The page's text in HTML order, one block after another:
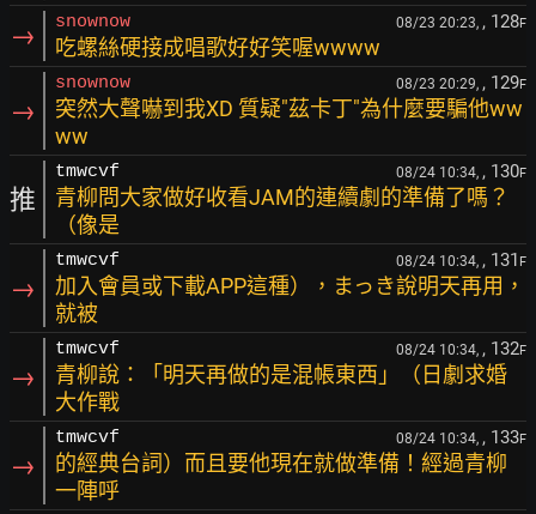
→ snownow 08/23 20:23, , 128F
吃螺絲硬接成唱歌好好笑喔wwww
→
snownow 08/23 20:29, , 129F
突然大聲嚇到我XD 質疑"茲卡丁"為什麼要騙他ww
ww
推
tmwcvf 08/24 10:34, , 130F
青柳問大家做好收看JAM的連續劇的準備了嗎？
（像是
→
tmwcvf 08/24 10:34, , 131 F
加入會員或下載APP這種），まっき說明天再用，
就被
→
tmwcvf 08/24 10:34, , 132F
青柳說：「明天再做的是混帳東西」（日劇求婚
大作戰
→
tmwcvf 08/24 10:34, , 133F
的經典台詞）而且要他現在就做準備！經過青柳
一陣呼